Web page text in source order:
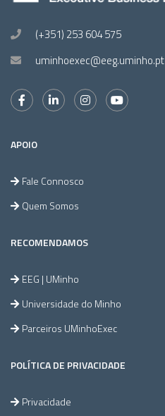
(+351) 253 604 575
uminhoexec@eeg.uminho.pt
APOIO
Fale Connosco
Quem Somos
RECOMENDAMOS
EEG | UMinho
Universidade do Minho
Parceiros UMinhoExec
POLÍTICA DE PRIVACIDADE
Privacidade